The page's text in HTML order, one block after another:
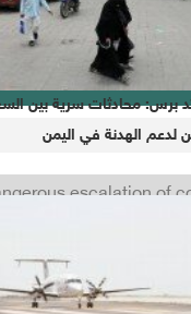
ECONOMIC
escalation of
of
برس: محادثات سرية بين
لدعم الهدنة في اليمن